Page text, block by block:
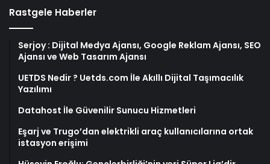
Rastgele Haberler
Serjoy : Dijital Medya Ajansı, Google Reklam Ajansı, SEO
Ajansı ve Web Tasarım Ajansı
UETDS Nedir ? Uetds.com İle Akıllı Dijital Taşımacılık
Yazılımı
Datahost İle Güvenilir Sunucu Hizmetleri
Eşarj ve Trugo’dan elektrikli araç kullanıcılarına ortak
istasyon erişimi